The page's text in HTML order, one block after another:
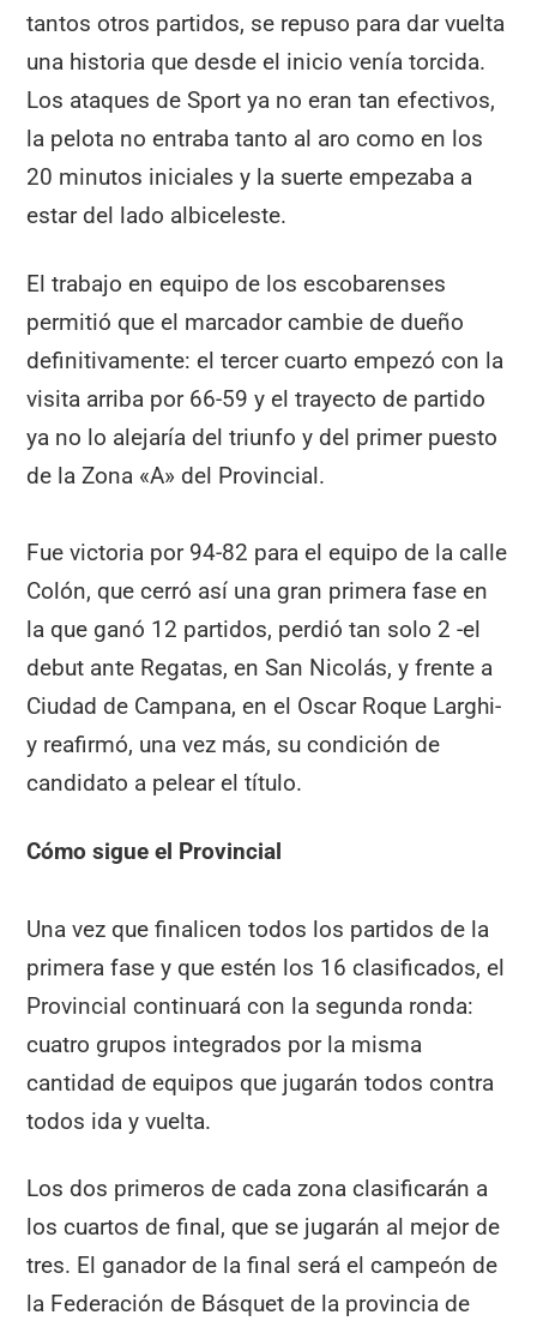
tantos otros partidos, se repuso para dar vuelta
una historia que desde el inicio venía torcida.
Los ataques de Sport ya no eran tan efectivos,
la pelota no entraba tanto al aro como en los
20 minutos iniciales y la suerte empezaba a
estar del lado albiceleste.
El trabajo en equipo de los escobarenses
permitió que el marcador cambie de dueño
definitivamente: el tercer cuarto empezó con la
visita arriba por 66-59 y el trayecto de partido
ya no lo alejaría del triunfo y del primer puesto
de la Zona «A» del Provincial.
Fue victoria por 94-82 para el equipo de la calle
Colón, que cerró así una gran primera fase en
la que ganó 12 partidos, perdió tan solo 2 -el
debut ante Regatas, en San Nicolás, y frente a
Ciudad de Campana, en el Oscar Roque Larghi-
y reafirmó, una vez más, su condición de
candidato a pelear el título.
Cómo sigue el Provincial
Una vez que finalicen todos los partidos de la
primera fase y que estén los 16 clasificados, el
Provincial continuará con la segunda ronda:
cuatro grupos integrados por la misma
cantidad de equipos que jugarán todos contra
todos ida y vuelta.
Los dos primeros de cada zona clasificarán a
los cuartos de final, que se jugarán al mejor de
tres. El ganador de la final será el campeón de
la Federación de Básquet de la provincia de